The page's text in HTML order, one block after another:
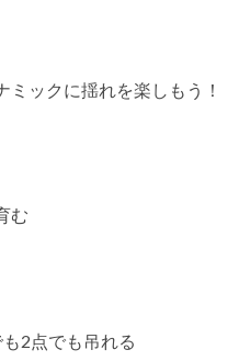
ックに揺れを楽しもう！
む
2点でも吊れる